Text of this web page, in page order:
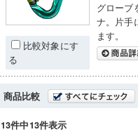
比較対象にす
る
グローブ
ナ。片手
ます。
商品比較
13件中13件表示